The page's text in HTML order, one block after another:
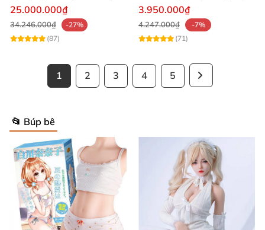
xinh đẹp mới lớn cao 1m50
25.000.000₫
34.246.000₫
-27%
(87)
bằng âm đạo và hậu môn
3.950.000₫
4.247.000₫
-7%
(71)
1 2 3 4 5
📂 Búp bê